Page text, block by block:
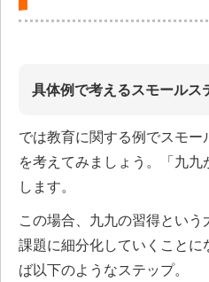
具体例で考えるスモールス
では教育に関する例でスモ
を考えてみましょう。「九九
します。
この場合、九九の習得とい
課題に細分化していくことに
ば以下のようなステップ。